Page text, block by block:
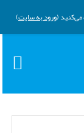
(ورود به سایت)